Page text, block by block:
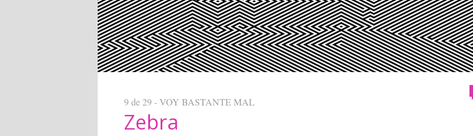
9 de 29 - VOY BASTANTE MAL
Zebra